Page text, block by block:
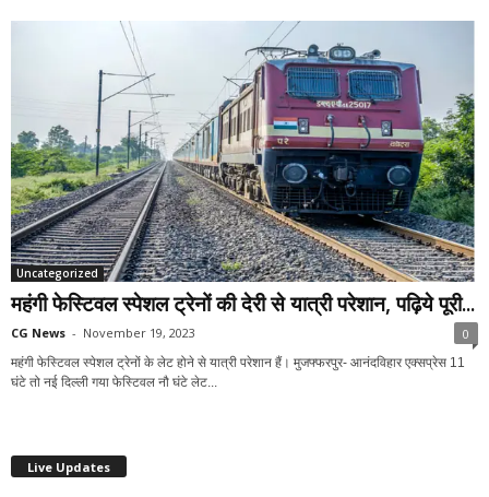
Uncategorized
महंगी फेस्टिवल स्पेशल ट्रेनों की देरी से यात्री परेशान, पढ़िये पूरी...
CG News - November 19, 2023 0
महंगी फेस्टिवल स्पेशल ट्रेनों के लेट होने से यात्री परेशान हैं। मुजफ्फरपुर- आनंदविहार एक्सप्रेस 11
घंटे तो नई दिल्ली गया फेस्टिवल नौ घंटे लेट...
Live Updates